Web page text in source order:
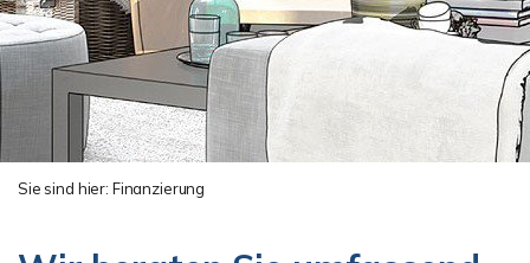
Sie sind hier: Finanzierung